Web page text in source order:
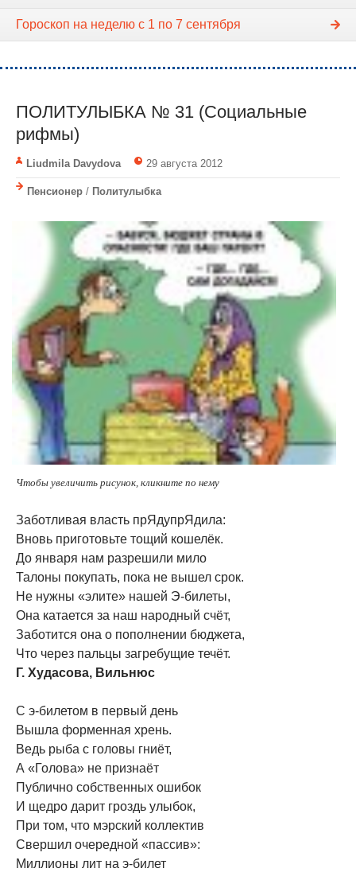
Гороскоп на неделю c 1 по 7 сентября
ПОЛИТУЛЫБКА № 31 (Социальные
рифмы)
Liudmila Davydova 29 августа 2012
Пенсионер / Политулыбка
Чтобы увеличить рисунок, кликните по нему
Заботливая власть прЯдупрЯдила:
Вновь приготовьте тощий кошелёк.
До января нам разрешили мило
Талоны покупать, пока не вышел срок.
Не нужны «элите» нашей Э-билеты,
Она катается за наш народный счёт,
Заботится она о пополнении бюджета,
Что через пальцы загребущие течёт.
Г. Худасова, Вильнюс
С э-билетом в первый день
Вышла форменная хрень.
Ведь рыба с головы гниёт,
А «Голова» не признаёт
Публично собственных ошибок
И щедро дарит гроздь улыбок,
При том, что мэрский коллектив
Свершил очередной «пассив»:
Миллионы лит на э-билет